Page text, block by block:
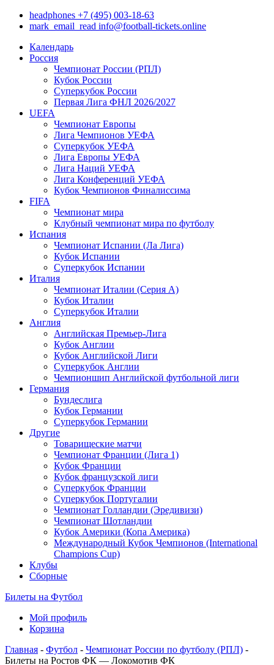
headphones +7 (495) 003-18-63
mark_email_read info@football-tickets.online
Календарь
Россия
Чемпионат России (РПЛ)
Кубок России
Суперкубок России
Первая Лига ФНЛ 2026/2027
UEFA
Чемпионат Европы
Лига Чемпионов УЕФА
Суперкубок УЕФА
Лига Европы УЕФА
Лига Наций УЕФА
Лига Конференций УЕФА
Кубок Чемпионов Финалиссима
FIFA
Чемпионат мира
Клубный чемпионат мира по футболу
Испания
Чемпионат Испании (Ла Лига)
Кубок Испании
Суперкубок Испании
Италия
Чемпионат Италии (Серия А)
Кубок Италии
Суперкубок Италии
Англия
Английская Премьер-Лига
Кубок Англии
Кубок Английской Лиги
Суперкубок Англии
Чемпионшип Английской футбольной лиги
Германия
Бундеслига
Кубок Германии
Суперкубок Германии
Другие
Товарищеские матчи
Чемпионат Франции (Лига 1)
Кубок Франции
Кубок французской лиги
Суперкубок Франции
Суперкубок Португалии
Чемпионат Голландии (Эредивизи)
Чемпионат Шотландии
Кубок Америки (Копа Америка)
Международный Кубок Чемпионов (International
Champions Cup)
Клубы
Сборные
Билеты на Футбол
Мой профиль
Корзина
Главная - Футбол - Чемпионат России по футболу (РПЛ) -
Билеты на Ростов ФК — Локомотив ФК